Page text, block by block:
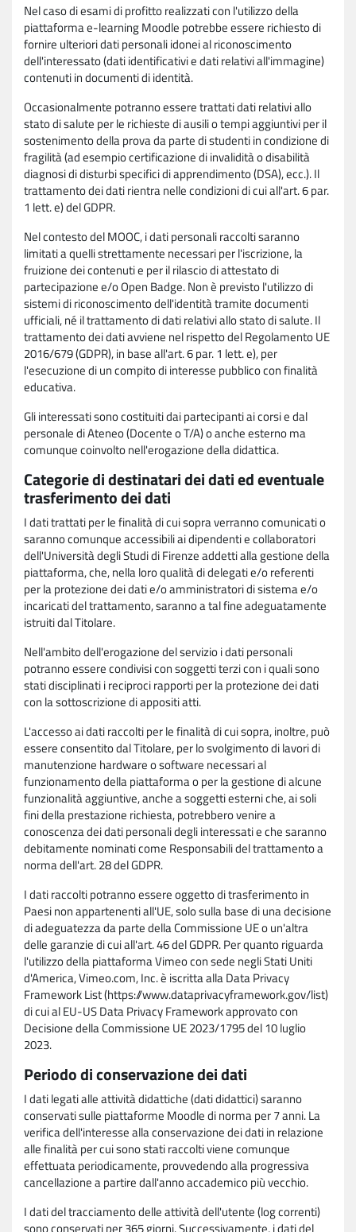
Nel caso di esami di profitto realizzati con l'utilizzo della
piattaforma e-learning Moodle potrebbe essere richiesto di
fornire ulteriori dati personali idonei al riconoscimento
dell'interessato (dati identificativi e dati relativi all'immagine)
contenuti in documenti di identità.
Occasionalmente potranno essere trattati dati relativi allo
stato di salute per le richieste di ausili o tempi aggiuntivi per il
sostenimento della prova da parte di studenti in condizione di
fragilità (ad esempio certificazione di invalidità o disabilità
diagnosi di disturbi specifici di apprendimento (DSA), ecc.). Il
trattamento dei dati rientra nelle condizioni di cui all'art. 6 par.
1 lett. e) del GDPR.
Nel contesto del MOOC, i dati personali raccolti saranno
limitati a quelli strettamente necessari per l'iscrizione, la
fruizione dei contenuti e per il rilascio di attestato di
partecipazione e/o Open Badge. Non è previsto l'utilizzo di
sistemi di riconoscimento dell'identità tramite documenti
ufficiali, né il trattamento di dati relativi allo stato di salute. Il
trattamento dei dati avviene nel rispetto del Regolamento UE
2016/679 (GDPR), in base all'art. 6 par. 1 lett. e), per
l'esecuzione di un compito di interesse pubblico con finalità
educativa.
Gli interessati sono costituiti dai partecipanti ai corsi e dal
personale di Ateneo (Docente o T/A) o anche esterno ma
comunque coinvolto nell'erogazione della didattica.
Categorie di destinatari dei dati ed eventuale
trasferimento dei dati
I dati trattati per le finalità di cui sopra verranno comunicati o
saranno comunque accessibili ai dipendenti e collaboratori
dell'Università degli Studi di Firenze addetti alla gestione della
piattaforma, che, nella loro qualità di delegati e/o referenti
per la protezione dei dati e/o amministratori di sistema e/o
incaricati del trattamento, saranno a tal fine adeguatamente
istruiti dal Titolare.
Nell'ambito dell'erogazione del servizio i dati personali
potranno essere condivisi con soggetti terzi con i quali sono
stati disciplinati i reciproci rapporti per la protezione dei dati
con la sottoscrizione di appositi atti.
L'accesso ai dati raccolti per le finalità di cui sopra, inoltre, può
essere consentito dal Titolare, per lo svolgimento di lavori di
manutenzione hardware o software necessari al
funzionamento della piattaforma o per la gestione di alcune
funzionalità aggiuntive, anche a soggetti esterni che, ai soli
fini della prestazione richiesta, potrebbero venire a
conoscenza dei dati personali degli interessati e che saranno
debitamente nominati come Responsabili del trattamento a
norma dell'art. 28 del GDPR.
I dati raccolti potranno essere oggetto di trasferimento in
Paesi non appartenenti all'UE, solo sulla base di una decisione
di adeguatezza da parte della Commissione UE o un'altra
delle garanzie di cui all'art. 46 del GDPR. Per quanto riguarda
l'utilizzo della piattaforma Vimeo con sede negli Stati Uniti
d'America, Vimeo.com, Inc. è iscritta alla Data Privacy
Framework List (https://www.dataprivacyframework.gov/list)
di cui al EU-US Data Privacy Framework approvato con
Decisione della Commissione UE 2023/1795 del 10 luglio
2023.
Periodo di conservazione dei dati
I dati legati alle attività didattiche (dati didattici) saranno
conservati sulle piattaforme Moodle di norma per 7 anni. La
verifica dell'interesse alla conservazione dei dati in relazione
alle finalità per cui sono stati raccolti viene comunque
effettuata periodicamente, provvedendo alla progressiva
cancellazione a partire dall'anno accademico più vecchio.
I dati del tracciamento delle attività dell'utente (log correnti)
sono conservati per 365 giorni. Successivamente, i dati del